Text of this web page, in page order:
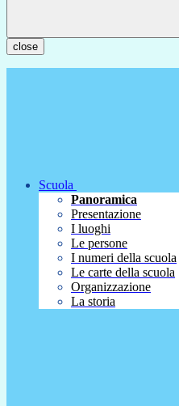
close
Scuola
Panoramica
Presentazione
I luoghi
Le persone
I numeri della scuola
Le carte della scuola
Organizzazione
La storia